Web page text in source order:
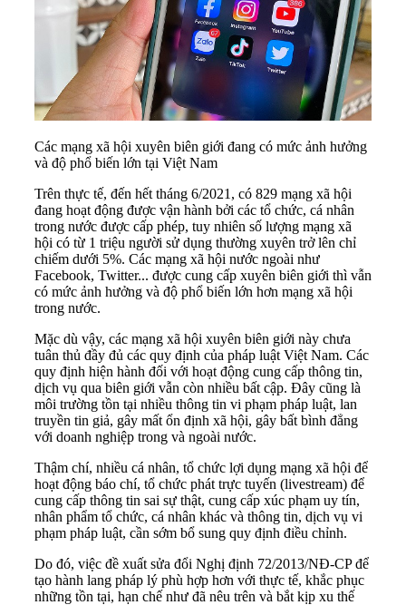
Các mạng xã hội xuyên biên giới đang có mức ảnh hưởng
và độ phổ biến lớn tại Việt Nam
Trên thực tế, đến hết tháng 6/2021, có 829 mạng xã hội
đang hoạt động được vận hành bởi các tổ chức, cá nhân
trong nước được cấp phép, tuy nhiên số lượng mạng xã
hội có từ 1 triệu người sử dụng thường xuyên trở lên chỉ
chiếm dưới 5%. Các mạng xã hội nước ngoài như
Facebook, Twitter... được cung cấp xuyên biên giới thì vẫn
có mức ảnh hưởng và độ phổ biến lớn hơn mạng xã hội
trong nước.
Mặc dù vậy, các mạng xã hội xuyên biên giới này chưa
tuân thủ đầy đủ các quy định của pháp luật Việt Nam. Các
quy định hiện hành đối với hoạt động cung cấp thông tin,
dịch vụ qua biên giới vẫn còn nhiều bất cập. Đây cũng là
môi trường tồn tại nhiều thông tin vi phạm pháp luật, lan
truyền tin giả, gây mất ổn định xã hội, gây bất bình đẳng
với doanh nghiệp trong và ngoài nước.
Thậm chí, nhiều cá nhân, tổ chức lợi dụng mạng xã hội để
hoạt động báo chí, tổ chức phát trực tuyến (livestream) để
cung cấp thông tin sai sự thật, cung cấp xúc phạm uy tín,
nhân phẩm tổ chức, cá nhân khác và thông tin, dịch vụ vi
phạm pháp luật, cần sớm bổ sung quy định điều chỉnh.
Do đó, việc đề xuất sửa đổi Nghị định 72/2013/NĐ-CP để
tạo hành lang pháp lý phù hợp hơn với thực tế, khắc phục
những tồn tại, hạn chế như đã nêu trên và bắt kịp xu thế